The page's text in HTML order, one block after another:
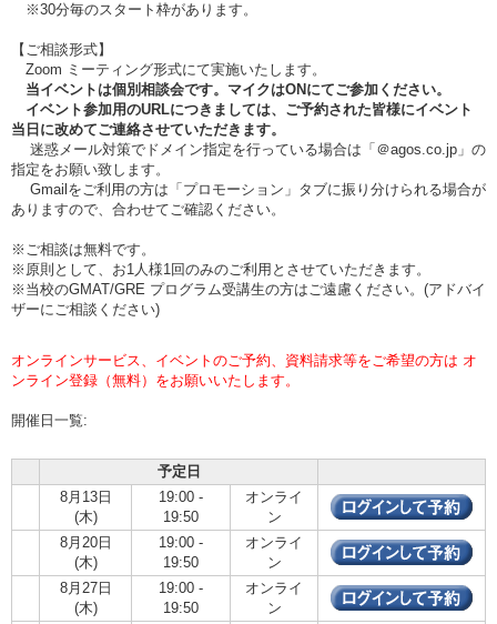
※30分毎のスタート枠があります。
【ご相談形式】
Zoom ミーティング形式にて実施いたします。
当イベントは個別相談会です。マイクはONにてご参加ください。
イベント参加用のURLにつきましては、ご予約された皆様にイベント
当日に改めてご連絡させていただきます。
迷惑メール対策でドメイン指定を行っている場合は「＠agos.co.jp」の
指定をお願い致します。
Gmailをご利用の方は「プロモーション」タブに振り分けられる場合が
ありますので、合わせてご確認ください。
※ご相談は無料です。
※原則として、お1人様1回のみのご利用とさせていただきます。
※当校のGMAT/GRE プログラム受講生の方はご遠慮ください。(アドバイ
ザーにご相談ください)
オンラインサービス、イベントのご予約、資料請求等をご希望の方は オ
ンライン登録（無料）をお願いいたします。
開催日一覧:
予定日
8月13日
(木)
19:00 -
19:50
オンライ
ン
8月20日
(木)
19:00 -
19:50
オンライ
ン
8月27日
(木)
19:00 -
19:50
オンライ
ン